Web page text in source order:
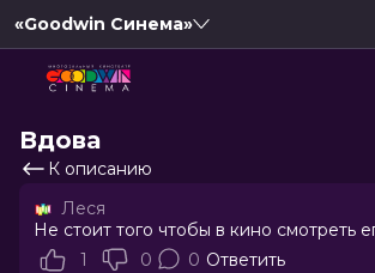
«Goodwin Синема»
Вдова
К описанию
Леся
Не стоит того чтобы в кино смотреть
1
0 0 Ответить